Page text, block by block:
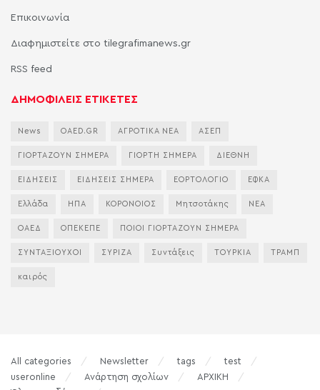
Επικοινωνία
Διαφημιστείτε στο tilegrafimanews.gr
RSS feed
ΔΗΜΟΦΙΛΕΙΣ ΕΤΙΚΕΤΕΣ
News OAED.GR ΑΓΡΟΤΙΚΑ ΝΕΑ ΑΣΕΠ
ΓΙΟΡΤΑΖΟΥΝ ΣΗΜΕΡΑ ΓΙΟΡΤΗ ΣΗΜΕΡΑ ΔΙΕΘΝΗ
ΕΙΔΗΣΕΙΣ ΕΙΔΗΣΕΙΣ ΣΗΜΕΡΑ ΕΟΡΤΟΛΟΓΙΟ ΕΦΚΑ
Ελλάδα ΗΠΑ ΚΟΡΟΝΟΙΟΣ Μητσοτάκης ΝΕΑ
ΟΑΕΔ ΟΠΕΚΕΠΕ ΠΟΙΟΙ ΓΙΟΡΤΑΖΟΥΝ ΣΗΜΕΡΑ
ΣΥΝΤΑΞΙΟΥΧΟΙ ΣΥΡΙΖΑ Συντάξεις ΤΟΥΡΚΙΑ ΤΡΑΜΠ
καιρός
All categories Newsletter tags
test
useronline
Ανάρτηση σχολίων
ΑΡΧΙΚΗ